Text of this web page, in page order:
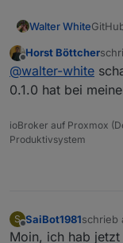
Walter White
c210,
man
Ich
Offline
Horst Böttcher
@walter-white
0.1.0 hat bei
ioBroker auf Proxmox
Produktivsystem
S
Offline
SaiBot1981schrieb
zuletzt
Moin, ich hab